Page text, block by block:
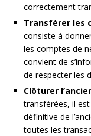
correctement
Transférer les
consiste à
les comptes de
convient de
de respecter les
Clôturer
transférées, il
définitive de
toutes les